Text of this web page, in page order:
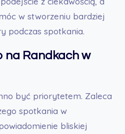
w stworzeniu bardziej
podczas spotkania.
na Randkach w
być priorytetem. Zaleca
spotkania w
bliskiej